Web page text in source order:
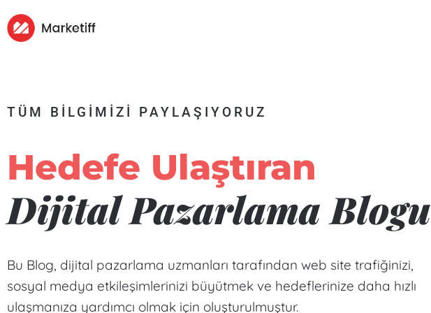
TÜM BİLGİMİZİ PAYLAŞIYORUZ
Hedefe Ulaştıran
Dijital Pazarlama Blogu
Bu Blog, dijital pazarlama uzmanları tarafından web site trafiğinizi,
sosyal medya etkileşimlerinizi büyütmek ve hedeflerinize daha hızlı
ulaşmanıza yardımcı olmak için oluşturulmuştur.